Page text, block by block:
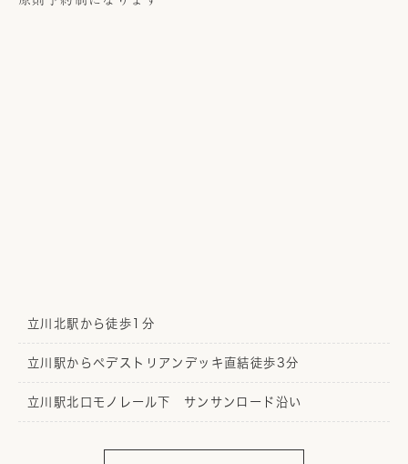
立川北駅から徒歩1分
立川駅からペデストリアンデッキ直結徒歩3分
立川駅北口モノレール下 サンサンロード沿い